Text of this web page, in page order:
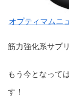
オプティマムニ
筋力強化系サプ
もう今となって
す！